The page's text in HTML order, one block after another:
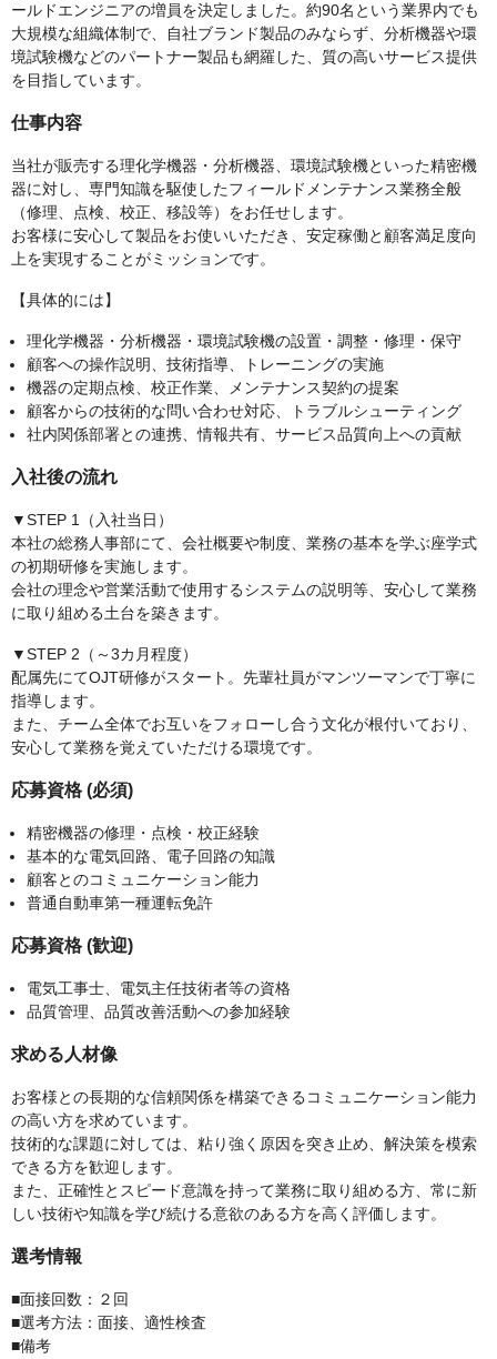
ールドエンジニアの増員を決定しました。約90名という業界内でも
大規模な組織体制で、自社ブランド製品のみならず、分析機器や環
境試験機などのパートナー製品も網羅した、質の高いサービス提供
を目指しています。
仕事内容
当社が販売する理化学機器・分析機器、環境試験機といった精密機
器に対し、専門知識を駆使したフィールドメンテナンス業務全般
（修理、点検、校正、移設等）をお任せします。
お客様に安心して製品をお使いいただき、安定稼働と顧客満足度向
上を実現することがミッションです。
【具体的には】
理化学機器・分析機器・環境試験機の設置・調整・修理・保守
顧客への操作説明、技術指導、トレーニングの実施
機器の定期点検、校正作業、メンテナンス契約の提案
顧客からの技術的な問い合わせ対応、トラブルシューティング
社内関係部署との連携、情報共有、サービス品質向上への貢献
入社後の流れ
▼STEP 1（入社当日）
本社の総務人事部にて、会社概要や制度、業務の基本を学ぶ座学式
の初期研修を実施します。
会社の理念や営業活動で使用するシステムの説明等、安心して業務
に取り組める土台を築きます。
▼STEP 2（～3カ月程度）
配属先にてOJT研修がスタート。先輩社員がマンツーマンで丁寧に
指導します。
また、チーム全体でお互いをフォローし合う文化が根付いており、
安心して業務を覚えていただける環境です。
応募資格 (必須)
精密機器の修理・点検・校正経験
基本的な電気回路、電子回路の知識
顧客とのコミュニケーション能力
普通自動車第一種運転免許
応募資格 (歓迎)
電気工事士、電気主任技術者等の資格
品質管理、品質改善活動への参加経験
求める人材像
お客様との長期的な信頼関係を構築できるコミュニケーション能力
の高い方を求めています。
技術的な課題に対しては、粘り強く原因を突き止め、解決策を模索
できる方を歓迎します。
また、正確性とスピード意識を持って業務に取り組める方、常に新
しい技術や知識を学び続ける意欲のある方を高く評価します。
選考情報
■面接回数：２回
■選考方法：面接、適性検査
■備考